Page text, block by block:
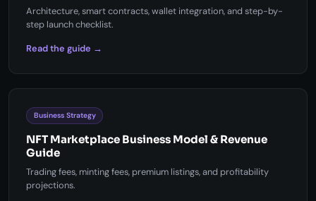
Architecture, smart contracts, wallet integration, and step-by-
step launch checklist.
Read the guide →
Business Strategy
NFT Marketplace Business Model & Revenue
Guide
Trading fees, minting fees, premium listings, and profitability
projections.